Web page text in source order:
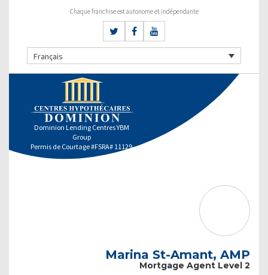
Chaque franchise est autonome et indépendante
Français
Dominion Lending Centres YBM
Group
Permis de Courtage #FSRA# 11129
Marina St-Amant, AMP
Mortgage Agent Level 2